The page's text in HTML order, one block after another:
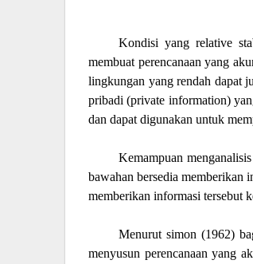
Kondisi yang relative
membuat perencanaan yang
lingkungan yang rendah dapat
pribadi (private information)
dan dapat digunakan untuk
Kemampuan
bawahan bersedia memberikan
memberikan informasi tersebut
Menurut simon (1962)
menyusun perencanaan yang